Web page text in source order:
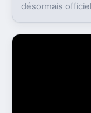
désormais
enregistrement